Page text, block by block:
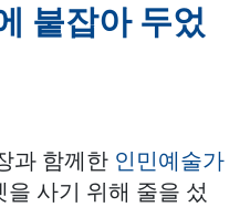
붙잡아 두었
과 함께한 인민예술가
사기 위해 줄을 섰